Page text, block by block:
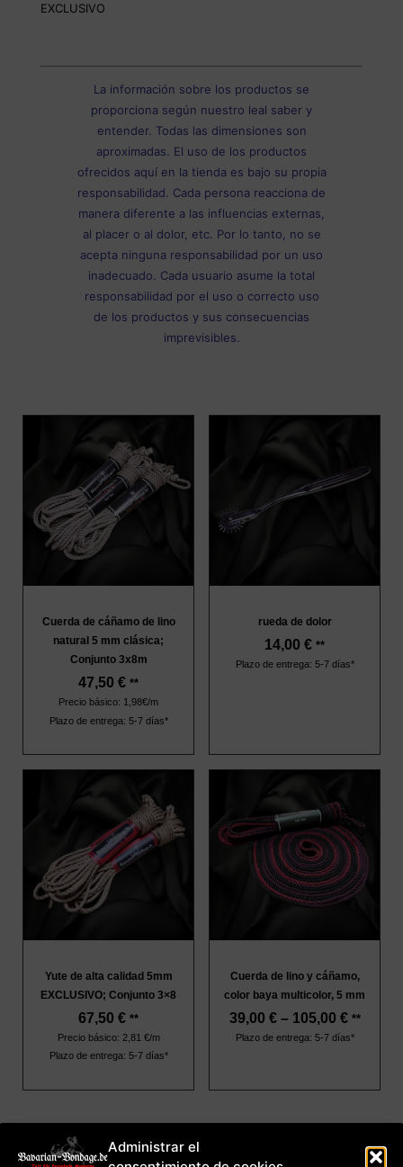
Administrar el
EXCLUSIVO
La información sobre los productos se
proporciona según nuestro leal saber y
entender. Todas las dimensiones son
aproximadas. El uso de los productos
ofrecidos aquí en la tienda es bajo su propia
responsabilidad. Cada persona reacciona de
manera diferente a las influencias externas,
al placer o al dolor, etc. Por lo tanto, no se
acepta ninguna responsabilidad por un uso
inadecuado. Cada usuario asume la total
responsabilidad por el uso o correcto uso
de los productos y sus consecuencias
imprevisibles.
Cuerda de cáñamo de lino
natural 5 mm clásica;
Conjunto 3x8m
47,50 € **
Precio básico: 1,98€/m
Plazo de entrega: 5-7 días*
rueda de dolor
14,00 € **
Plazo de entrega: 5-7 días*
Yute de alta calidad 5mm
EXCLUSIVO; Conjunto 3×8
67,50 € **
Precio básico: 2,81 €/m
Plazo de entrega: 5-7 días*
Cuerda de lino y cáñamo,
color baya multicolor, 5 mm
39,00 €– 105,00 € **
Plazo de entrega: 5-7 días*
imprimir